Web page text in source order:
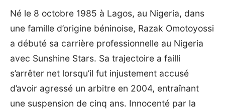
Né le 8 octobre 1985 à Lagos, au Nigeria, dans
une famille d’origine béninoise, Razak Omotoyossi
a débuté sa carrière professionnelle au Nigeria
avec Sunshine Stars. Sa trajectoire a failli
s’arrêter net lorsqu’il fut injustement accusé
d’avoir agressé un arbitre en 2004, entraînant
une suspension de cinq ans. Innocenté par la